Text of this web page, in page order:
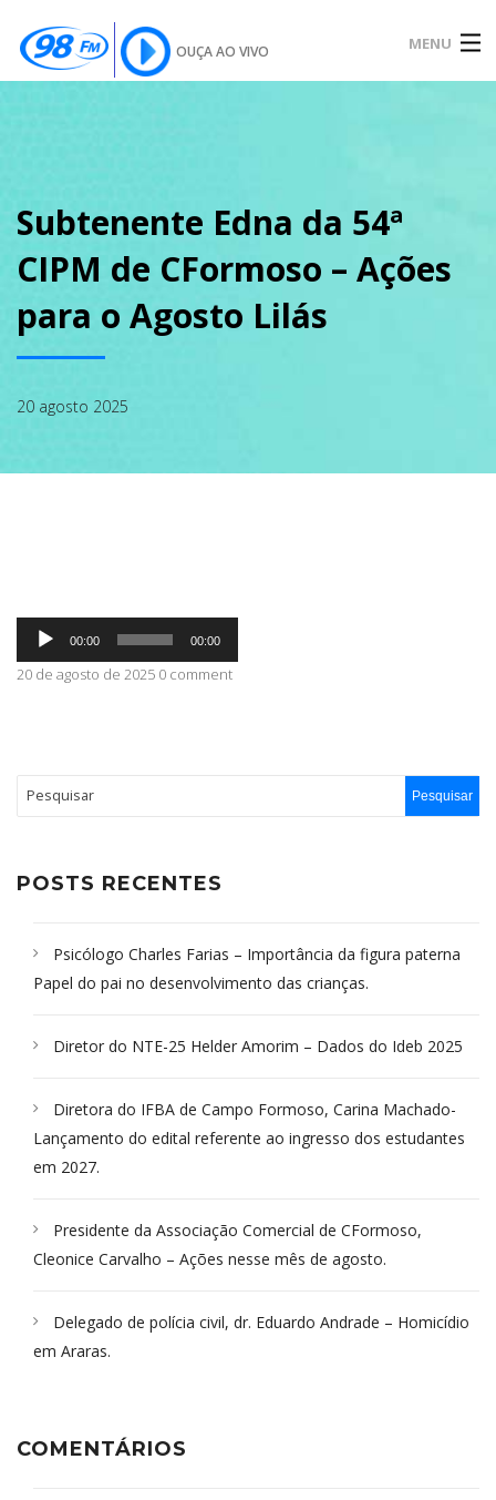
OUÇA AO VIVO MENU
SOBRE
CONTATO
Subtenente Edna da 54ª
CIPM de CFormoso – Ações
para o Agosto Lilás
20 agosto 2025
Tocador
áudio
00:00 00:00
20 de agosto de 2025 0 comment
POSTS RECENTES
Psicólogo Charles Farias – Importância da figura paterna
Papel do pai no desenvolvimento das crianças.
Diretor do NTE-25 Helder Amorim – Dados do Ideb 2025
Diretora do IFBA de Campo Formoso, Carina Machado-
Lançamento do edital referente ao ingresso dos estudantes
em 2027.
Presidente da Associação Comercial de CFormoso,
Cleonice Carvalho – Ações nesse mês de agosto.
Delegado de polícia civil, dr. Eduardo Andrade – Homicídio
em Araras.
COMENTÁRIOS